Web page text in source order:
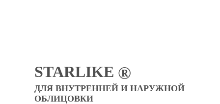
STARLIKE ®
ДЛЯ ВНУТРЕННЕЙ И НАРУЖНОЙ
ОБЛИЦОВКИ